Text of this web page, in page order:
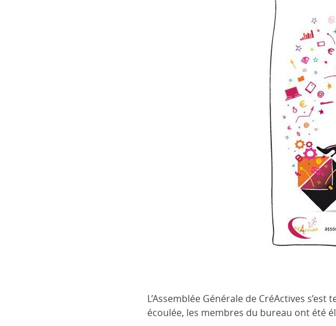
L’Assemblée Générale de CréActives
écoulée, les membres du bureau ont été